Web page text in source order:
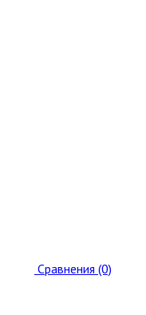
Сравнения (0)